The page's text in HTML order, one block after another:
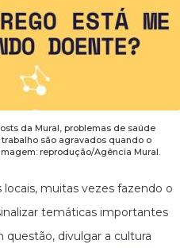
da Mural, problemas de saúde
são agravados quando o
reprodução/Agência Mural.
muitas vezes fazendo o
temáticas importantes
questão, divulgar a cultura